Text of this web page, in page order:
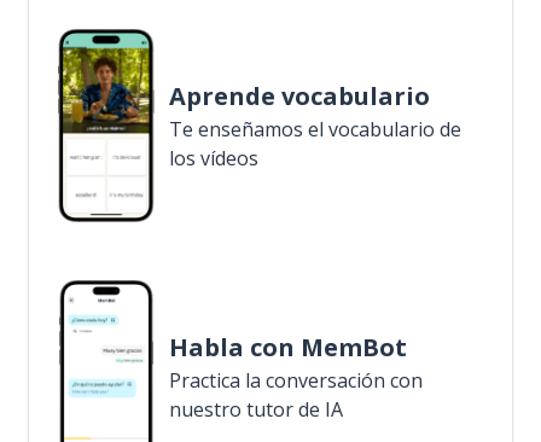
Aprende vocabulario
Te enseñamos el vocabulario de
los vídeos
Habla con MemBot
Practica la conversación con
nuestro tutor de IA